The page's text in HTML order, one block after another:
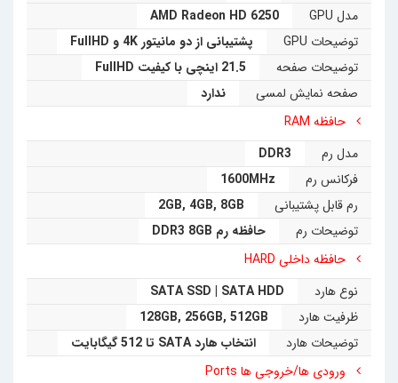
یک کارت شبکه وایرلس بسیار پرسرعت867 مگابیتی مخصوص
زیروکلاینت آل این وان Dell Wyse 5040 تعبیه شده است. در
وبکم می باشد که مزیت بسیار مهمی برای یک پکیج اداری است،
چرا که یک وسیله ارتباطی مناسب برای مشتریان به ارمغان می
آورد که نیاز کاربران را برای ارتباط تصویری نیز برآورده خواهد کرد،
ناگفته نماند که مصرف خیلی کم برق این آل این وان (27 وات) با
این مشخصات سخت افزاری حاکی از کار دقیق و حرفه ای کمپانی
Dell می باشد که نشأت گرفته از دغدغه های محیط زیستی این
کمپانی است. در نهایت قابل ذکر است که آل این وان Dell Wyse
5040 دارای یک پورت VGA ورودی تصویر و یک پورت خروجی
مدل GPU
AMD Radeon HD 6250
توضیحات GPU
پشتیبانی از دو مانیتور 4K و FullHD
توضیحات صفحه
21.5 اینچی با کیفیت FullHD
صفحه نمایش لمسی
ندارد
حافظه RAM
مدل رم
DDR3
فرکانس رم
1600MHz
رم قابل پشتیبانی
2GB, 4GB, 8GB
توضیحات رم
حافظه رم DDR3 8GB
حافظه داخلی HARD
نوع هارد
SATA SSD | SATA HDD
ظرفیت هارد
128GB, 256GB, 512GB
توضیحات هارد
انتخاب هارد SATA تا 512 گیگابایت
ورودی ها/خروجی ها Ports